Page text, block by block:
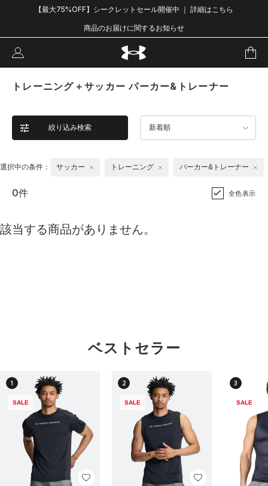
【最大75%OFF】シークレットセール開催中 ｜ 詳細はこちら
商品のお届けに関するお知らせ
トレーニング＋サッカー パーカー&トレーナー
絞り込み検索 新着順
選択中の条件： サッカー トレーニング パーカー&トレーナー
0件 全色表示
該当する商品がありません。
ベストセラー
1
SALE
2
SALE
3
SALE